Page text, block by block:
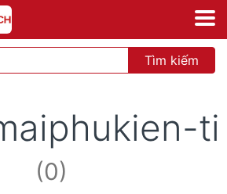
Tìm kiếm
ti
(0)